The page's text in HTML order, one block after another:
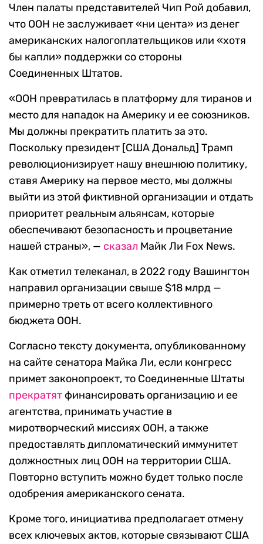
Член палаты представителей Чип Рой добавил,
что ООН не заслуживает «ни цента» из денег
американских налогоплательщиков или «хотя
бы капли» поддержки со стороны
Соединенных Штатов.
«ООН превратилась в платформу для тиранов и
место для нападок на Америку и ее союзников.
Мы должны прекратить платить за это.
Поскольку президент [США Дональд] Трамп
революционизирует нашу внешнюю политику,
ставя Америку на первое место, мы должны
выйти из этой фиктивной организации и отдать
приоритет реальным альянсам, которые
обеспечивают безопасность и процветание
нашей страны», — сказал Майк Ли Fox News.
Как отметил телеканал, в 2022 году Вашингтон
направил организации свыше $18 млрд —
примерно треть от всего коллективного
бюджета ООН.
Согласно тексту документа, опубликованному
на сайте сенатора Майка Ли, если конгресс
примет законопроект, то Соединенные Штаты
прекратят финансировать организацию и ее
агентства, принимать участие в
миротворческий миссиях ООН, а также
предоставлять дипломатический иммунитет
должностных лиц ООН на территории США.
Повторно вступить можно будет только после
одобрения американского сената.
Кроме того, инициатива предполагает отмену
всех ключевых актов, которые связывают США